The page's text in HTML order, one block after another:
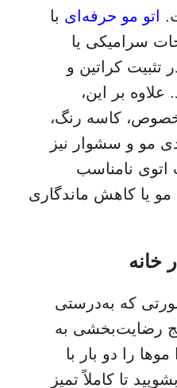
اتو مو حرفه‌ای با
سرامیکی یا
تثبیت کراتین و
بر این،
کاسه رنگ،
مو و سشوار نیز
اتوی نامناسب
یا کاهش ماندگاری
خانه
که به‌درستی
رضایت‌بخشی به
را دو بار با
تا کاملاً تمیز